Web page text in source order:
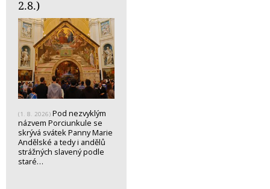
2.8.)
(1. 8. 2026) Pod nezvyklým
názvem Porciunkule se
skrývá svátek Panny Marie
Andělské a tedy i andělů
strážných slavený podle
staré…